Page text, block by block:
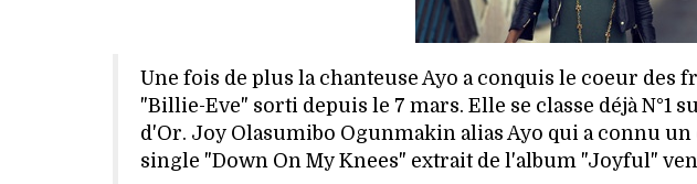
Une fois de plus la chanteuse Ayo a conquis le coeur des
"Billie-Eve" sorti depuis le 7 mars. Elle se classe déjà N°1
d'Or. Joy Olasumibo Ogunmakin alias Ayo qui a connu
single "Down On My Knees" extrait de l'album "Joyful"